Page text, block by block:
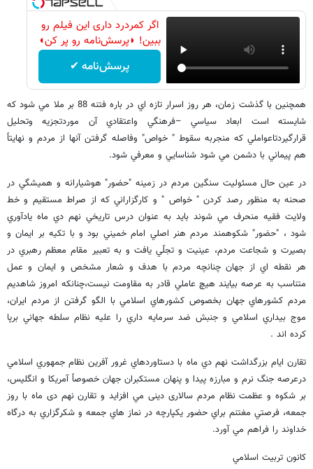
اگر کمردرد داری این فیلم رو
ببین! ◗پرسش‌نامه رو پر کن◖
پرسش‌نامه ✔
همچنين با گذشت زمان، هر روز اسرار تازه اي در باره فتنه 88 بر ملا مي شود كه
شايسته است ابعاد سياسي –فرهنگي واعتقادي آن موردتجزيه وتحليل
قرارگيردتاعواملي كه منجربه سقوط " خواص" وفاصله گرفتن آنها از مردم و نهايتاً
هم پيماني با دشمن مي شود شناسايي و معرفي شود.
در عين حال مسئوليت سنگين مردم در زمينه "حضور" هوشيارانه و هميشگي در
صحنه به منظور رصد كردن " خواص " و كارگزاراني كه از صراط مستقيم و خط
ولایت فقیه منحرف مي شوند بايد به عنوان درس تاريخي نهم دي ماه يادآوري
شود ، "حضور" شكوهمند مردم هنر اصلي امام خميني بود و با تكيه بر ايمان و
بصيرت و شجاعت مردم، عينيت و تجلّي يافت و به تعبير مقام معظم رهبري در
هر نقطه اي از جهان چنانچه مردم با هدف و شعار مشخص و ايمان و عمل
متناسب به عرصه بيايند هيچ عاملي قادر به مقاومت نيست،چنانكه امروز شاهدیم
مردم كشورهاي جهان بخصوص كشورهاي اسلامي با الگو گرفتن از مردم ايران،
موج بيداري اسلامي و جنبش ضد سرمايه داري را عليه نظام سلطه جهاني برپا
كرده اند .
تقارن ايام بزرگداشت نهم دي ماه با دستاوردهاي غرور آفرين نظام جمهوري اسلامي
درعرصه جنگ نرم و مبارزه پيدا و پنهان مستكبران جهان خصوصاً آمريكا و انگليس،
بر شكوه و عظمت نظام مردم سالاری دینی مي افزايد و تقارن نهم دی ماه با روز
جمعه، فرصتي مغتنم براي حضور يكپارچه در نماز هاي جمعه و شكرگزاري به درگاه
خداوند را فراهم مي آورد.
كانون تربيت اسلامي